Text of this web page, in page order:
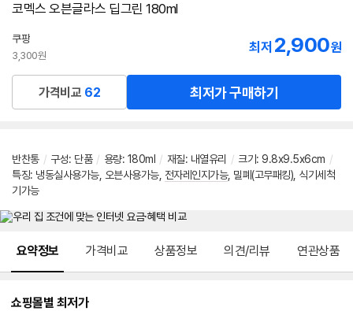
코멕스 오븐글라스 딥그린 180ml
쿠팡
3,300원
최저 2,900원
가격비교 62 최저가 구매하기
반찬통 / 구성: 단품 / 용량: 180ml / 재질: 내열유리 / 크기 : 9.8x9.5x6cm /
특징: 냉동실사용가능, 오븐사용가능, 전자레인지가능, 밀폐(고무패킹) 식기세척
기가능
요약정보 가격비교 상품정보 의견/리뷰 연관상품
쇼핑몰별 최저가